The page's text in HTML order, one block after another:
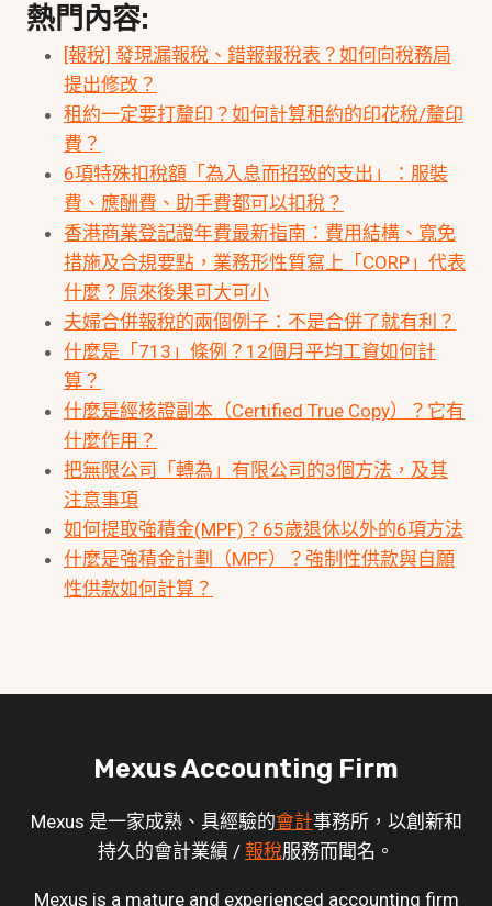
熱門內容:
[報稅] 發現漏報稅、錯報報稅表？如何向稅務局
提出修改？
租約一定要打釐印？如何計算租約的印花稅/釐印
費？
6項特殊扣稅額「為入息而招致的支出」：服裝
費、應酬費、助手費都可以扣稅？
香港商業登記證年費最新指南：費用結構、寬免
措施及合規要點，業務形性質寫上「CORP」代表
什麼？原來後果可大可小
夫婦合併報稅的兩個例子：不是合併了就有利？
什麼是「713」條例？12個月平均工資如何計
算？
什麼是經核證副本（Certified True Copy）？它有
什麼作用？
把無限公司「轉為」有限公司的3個方法，及其
注意事項
如何提取強積金(MPF)？65歲退休以外的6項方法
什麼是強積金計劃（MPF）？強制性供款與自願
性供款如何計算？
Mexus Accounting Firm
Mexus 是一家成熟、具經驗的會計事務所，以創新和
持久的會計業績 / 報稅服務而聞名。
Mexus is a mature and experienced accounting firm